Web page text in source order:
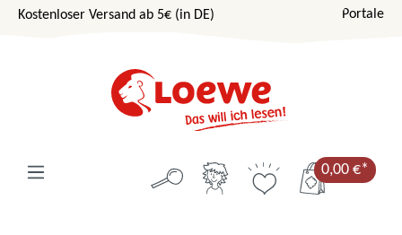
Zum Hauptinhalt springen
Kostenloser Versand ab 5€ (in DE) Portale
0,00 €*